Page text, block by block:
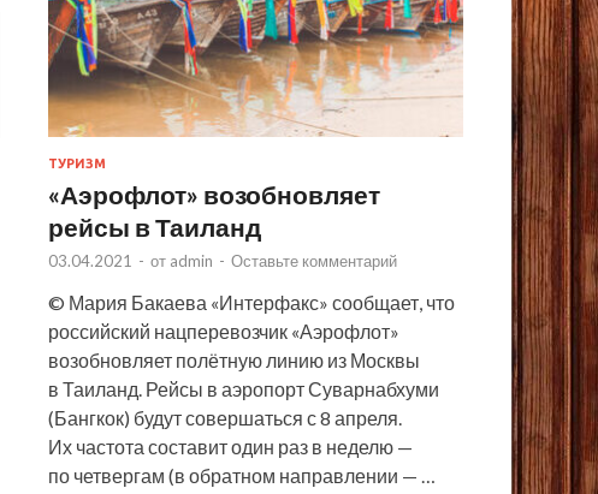
ТУРИЗМ
«Аэрофлот» возобновляет
рейсы в Таиланд
03.04.2021 - от admin - Оставьте комментарий
© Мария Бакаева «Интерфакс» сообщает, что
российский нацперевозчик «Аэрофлот»
возобновляет полётную линию из Москвы
в Таиланд. Рейсы в аэропорт Суварнабхуми
(Бангкок) будут совершаться с 8 апреля.
Их частота составит один раз в неделю —
по четвергам (в обратном направлении — …